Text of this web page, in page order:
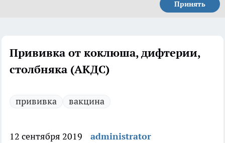
Принять
Прививка от коклюша, дифтерии,
столбняка (АКДС)
прививка вакцина
12 сентября 2019 administrator